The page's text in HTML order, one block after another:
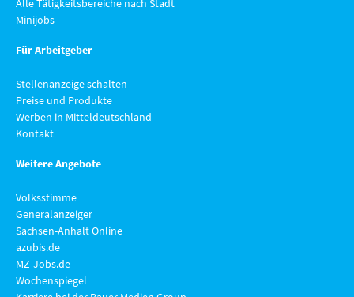
Alle Tätigkeitsbereiche nach Stadt
Minijobs
Für Arbeitgeber
Stellenanzeige schalten
Preise und Produkte
Werben in Mitteldeutschland
Kontakt
Weitere Angebote
Volksstimme
Generalanzeiger
Sachsen-Anhalt Online
azubis.de
MZ-Jobs.de
Wochenspiegel